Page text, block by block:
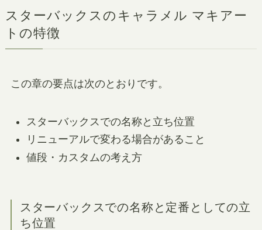
スターバックスのキャラメル マキアー
トの特徴
この章の要点は次のとおりです。
スターバックスでの名称と立ち位置
リニューアルで変わる場合があること
値段・カスタムの考え方
スターバックスでの名称と定番としての立
ち位置